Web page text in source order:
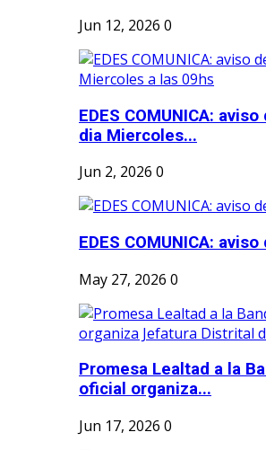
Jun 12, 2026 0
EDES COMUNICA:
dia Miercoles...
Jun 2, 2026 0
EDES COMUNICA:
May 27, 2026 0
Promesa Lealtad a la
oficial organiza...
Jun 17, 2026 0